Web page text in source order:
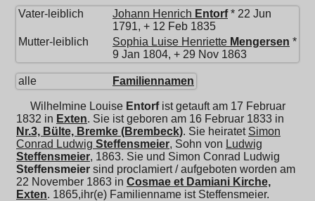
Vater-leiblich Johann Henrich Entorf* 22 Jun
1791, + 12 Feb 1835
Mutter-leiblich
Sophia Luise Henriette Mengersen *
9 Jan 1804, + 29 Nov 1863
alle Familiennamen
Wilhelmine Louise Entorfist getauft am 17 Februar
1832 in Exten. Sie ist geboren am 16 Februar 1833 in
Nr.3, Bülte, Bremke (Brembeck). Sie heiratet Simon
Conrad Ludwig Steffensmeier, Sohn von Ludwig
Steffensmeier, 1863. Sie und Simon Conrad Ludwig
Steffensmeier sind proclamiert / aufgeboten worden am
22 November 1863 in Cosmae et Damiani Kirche,
Exten. 1865,ihr(e) Familienname ist Steffensmeier.